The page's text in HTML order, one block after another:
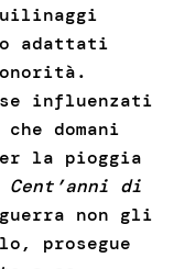
adattati
influenzati
domani
la pioggia
Cent’anni di
non gli
prosegue